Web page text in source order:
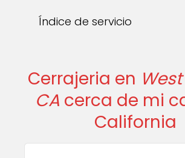
Índice de servicio
Cerrajeria en
CA cerca de mi
California